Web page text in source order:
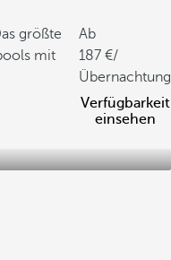
größte
mit
Ab
187
/
Übernachtung
Verfügbarkeit
einsehen